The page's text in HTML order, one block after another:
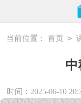
当前位置： 首页 >
中
时间：2025-06-10